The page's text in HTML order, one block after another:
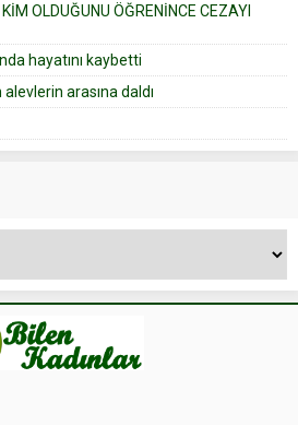
OLDUĞUNU ÖĞRENİNCE CEZAYI
hayatını kaybetti
arasına daldı